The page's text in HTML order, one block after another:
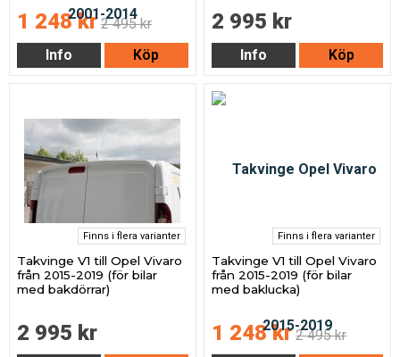
1 248 kr 2 495 kr
Info
Köp
2 995 kr
Info Köp
Finns i flera varianter
Takvinge V1 till Opel Vivaro
från 2015-2019 (för bilar
med bakdörrar)
2 995 kr
Finns i flera varianter
Takvinge V1 till Opel Vivaro
från 2015-2019 (för bilar
med baklucka)
1 248 kr 2 495 kr